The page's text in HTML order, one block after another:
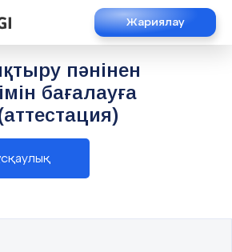
Жариялау
пәнінен
бағалауға